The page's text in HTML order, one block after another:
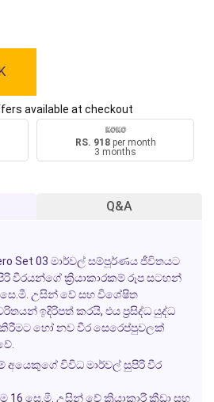
available at checkout
RS. 918per month
3 months
Q&A
Set 03 මාර්වල් සම්පූර්ණය ජීවිතයට
වීරයන්ගේ ක්‍රියාකාරකම් රූප සටහන්
උසින් වේ සහ විශේෂිත
ඉදිරිපත් කරයි, එය ප්‍රසිද්ධ යුද්ධ
හෝ නව වීර සෙරෙප්පුවලක්
අයෙකුගේ විවිධ මාර්වල් සුපිරි වීර
සෙ.මී. උසින් වේ ක්‍රියාකාරී ක්‍රීඩා සහ